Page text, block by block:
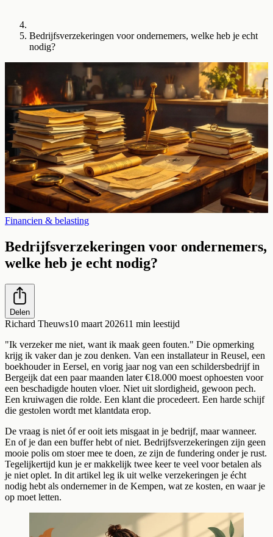
Bedrijfsverzekeringen voor ondernemers, welke heb je echt
nodig?
Financien & belasting
Bedrijfsverzekeringen voor ondernemers,
welke heb je echt nodig?
Delen
Richard Theuws10 maart 202611 min leestijd
"Ik verzeker me niet, want ik maak geen fouten." Die opmerking
krijg ik vaker dan je zou denken. Van een installateur in Reusel, een
boekhouder in Eersel, en vorig jaar nog van een schildersbedrijf in
Bergeijk dat een paar maanden later €18.000 moest ophoesten voor
een beschadigde houten vloer. Niet uit slordigheid, gewoon pech.
Een kruiwagen die rolde. Een klant die procedeert. Een harde schijf
die gestolen wordt met klantdata erop.
De vraag is niet óf er ooit iets misgaat in je bedrijf, maar wanneer.
En of je dan een buffer hebt of niet. Bedrijfsverzekeringen zijn geen
mooie polis om stoer mee te doen, ze zijn de fundering onder je rust.
Tegelijkertijd kun je er makkelijk twee keer te veel voor betalen als
je niet oplet. In dit artikel leg ik uit welke verzekeringen je écht
nodig hebt als ondernemer in de Kempen, wat ze kosten, en waar je
op moet letten.